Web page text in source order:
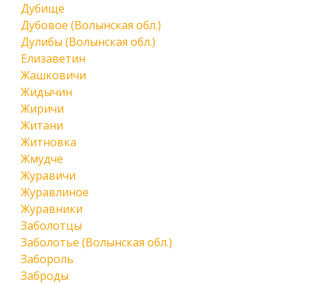
Дубище
Дубовое (Волынская обл.)
Дулибы (Волынская обл.)
Елизаветин
Жашковичи
Жидычин
Жиричи
Житани
Житновка
Жмудче
Журавичи
Журавлиное
Журавники
Заболотцы
Заболотье (Волынская обл.)
Забороль
Заброды